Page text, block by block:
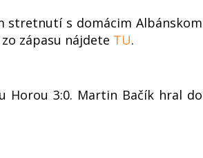
stretnutí s domácim Albánskom
zápasu nájdete TU.
Horou 3:0. Martin Bačík hral do